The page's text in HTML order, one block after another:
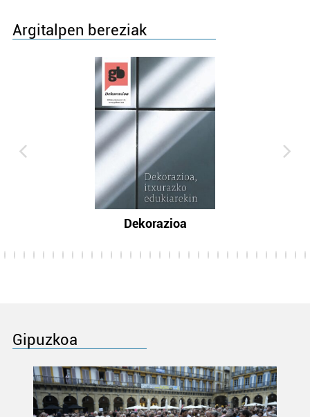
Argitalpen bereziak
Dekorazioa
Gipuzkoa